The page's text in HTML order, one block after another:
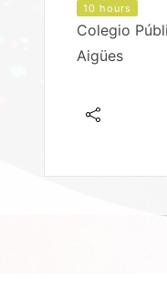
10 hours
Colegio
Aigües